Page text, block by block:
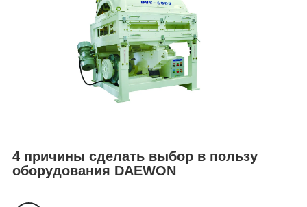
4 причины сделать выбор в пользу
оборудования DAEWON